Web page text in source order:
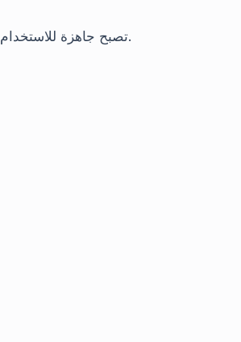
بمجرد تحميل أداة AutoQuill التي طورناها حديثًا إلى WorPress، تصبح جاهزة للاستخدام على الفور.